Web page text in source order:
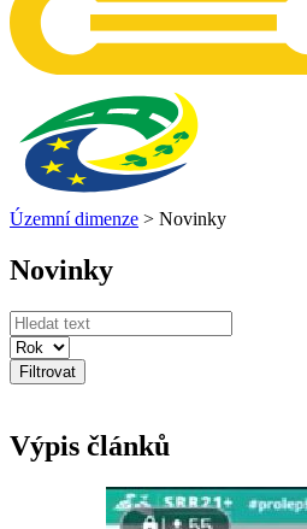
Územní dimenze > Novinky
Novinky
Filtrovat
Výpis článků